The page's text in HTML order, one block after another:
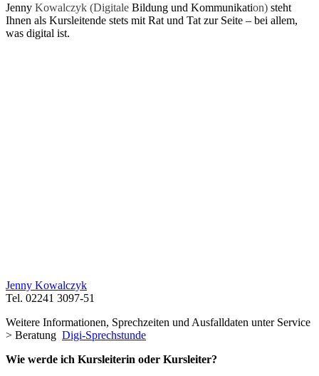
Jenny Kowalczyk (Digitale Bildung und Kommunikation) steht
Ihnen als Kursleitende stets mit Rat und Tat zur Seite – bei allem,
was digital ist.
Jenny Kowalczyk
Tel. 02241 3097-51
Weitere Informationen, Sprechzeiten und Ausfalldaten unter Service
> Beratung Digi-Sprechstunde
Wie werde ich Kursleiterin oder Kursleiter?